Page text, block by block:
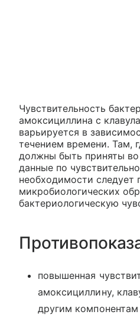
Чувствительность
амоксициллина с
варьируется в
течением времени. Там,
должны быть приняты
данные по
необходимости следует
микробиологических
бактериологическую
повышенная
амоксициллину,
другим компонентам